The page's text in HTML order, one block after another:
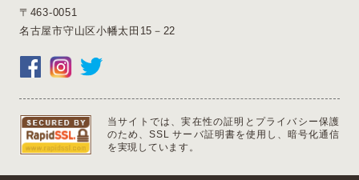
〒463-0051
名古屋市守山区小幡太田15－22
当サイトでは、実在性の証明とプライバシー保護
のため、SSL サーバ証明書を使用し、暗号化通信
を実現しています。